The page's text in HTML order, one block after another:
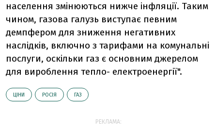
населення змінюються нижче інфляції. Таким
чином, газова галузь виступає певним
демпфером для зниження негативних
наслідків, включно з тарифами на комунальні
послуги, оскільки газ є основним джерелом
для вироблення тепло- електроенергії".
ЦІНИ РОСІЯ ГАЗ
РЕКЛАМА: